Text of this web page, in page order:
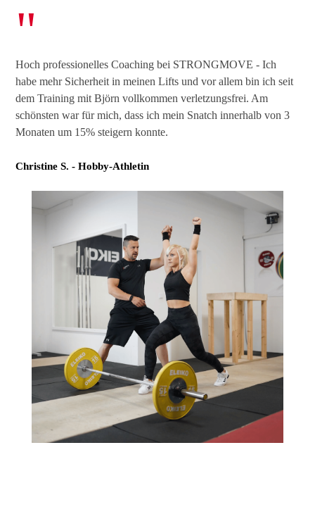
"
Hoch professionelles Coaching bei STRONGMOVE - Ich
habe mehr Sicherheit in meinen Lifts und vor allem bin ich seit
dem Training mit Björn vollkommen verletzungsfrei. Am
schönsten war für mich, dass ich mein Snatch innerhalb von 3
Monaten um 15% steigern konnte.
Christine S. - Hobby-Athletin